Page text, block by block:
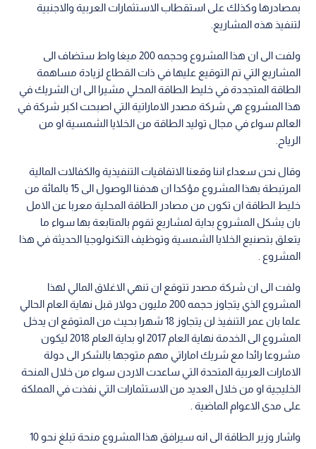
بمصادرها وكذلك على استقطاب الاستثمارات العربية والاجنبية
لتنفيذ هذه المشاريع.
ولفت الى ان هذا المشروع وحجمه 200 ميغا واط ستضاف الى
المشاريع التي تم التوقيع عليها في ذات القطاع لزيادة مساهمة
الطاقة المتجددة في خليط الطاقة المحلي مشيرا الى ان الشريك في
هذا المشروع هي شركة مصدر الاماراتية التي اصبحت اكبر شركة في
العالم سواء في مجال توليد الطاقة من الخلايا الشمسية او من
الرياح.
وقال نحن سعداء اننا وقعنا الاتفاقيات التنفيذية والكفالات المالية
المرتبطة بهذا المشروع مؤكدا ان هدفنا الوصول الى 15 بالمائة من
خليط الطاقة ان تكون من مصادر الطاقة المحلية معربا عن الامل
بان يشكل المشروع بداية لمشاريع تقوم بالمتابعة بها سواء ما
يتعلق بتصنيع الخلايا الشمسية وتوظيف التكنولوجيا الحديثة في هذا
المشروع .
ولفت الى ان شركة مصدر تتوقع ان تنهي الاغلاق المالي لهذا
المشروع الذي يتجاوز حجمه 200 مليون دولار قبل نهاية العام الحالي
علما بان عمر التنفيذ لن يتجاوز 18 شهرا بحيث من المتوقع ان يدخل
المشروع الى الخدمة نهاية العام 2017 او بداية العام 2018 ليكون
مشروعا رائدا مع شريك اماراتي مهم متوجها بالشكر الى دولة
الامارات العربية المتحدة التي ساعدت الاردن سواء من خلال المنحة
الخليجية او من خلال العديد من الاستثمارات التي نفذت في المملكة
على مدى الاعوام الماضية .
واشار وزير الطاقة الى انه سيرافق هذا المشروع منحة تبلغ نحو 10